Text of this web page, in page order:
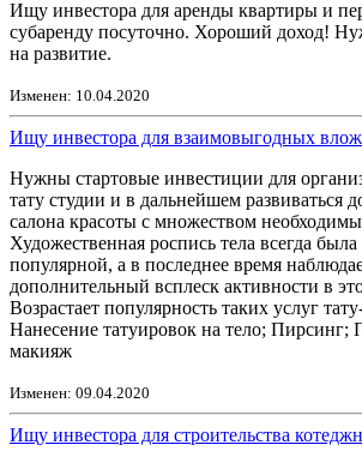
Ищу инвестора для аренды квартиры и
субаренду посуточно. Хороший доход!
на развитие.
Изменен: 10.04.2020
Ищу инвестора для взаимовыгодных
Нужны стартовые инвестиции для
тату студии и в дальнейшем развиваться
салона красоты с множеством
Художественная роспись тела всегда была
популярной, а в последнее время
дополнительный всплеск активности в
Возрастает популярность таких услуг
Нанесение татуировок на тело; Пирсинг;
макияж
Изменен: 09.04.2020
Ищу инвестора для строительства